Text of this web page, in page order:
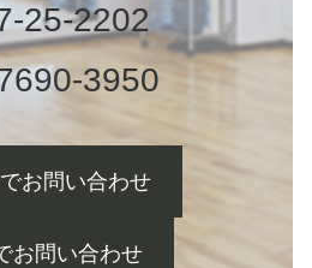
25-2202
3950
お問い合わせ
お問い合わせ